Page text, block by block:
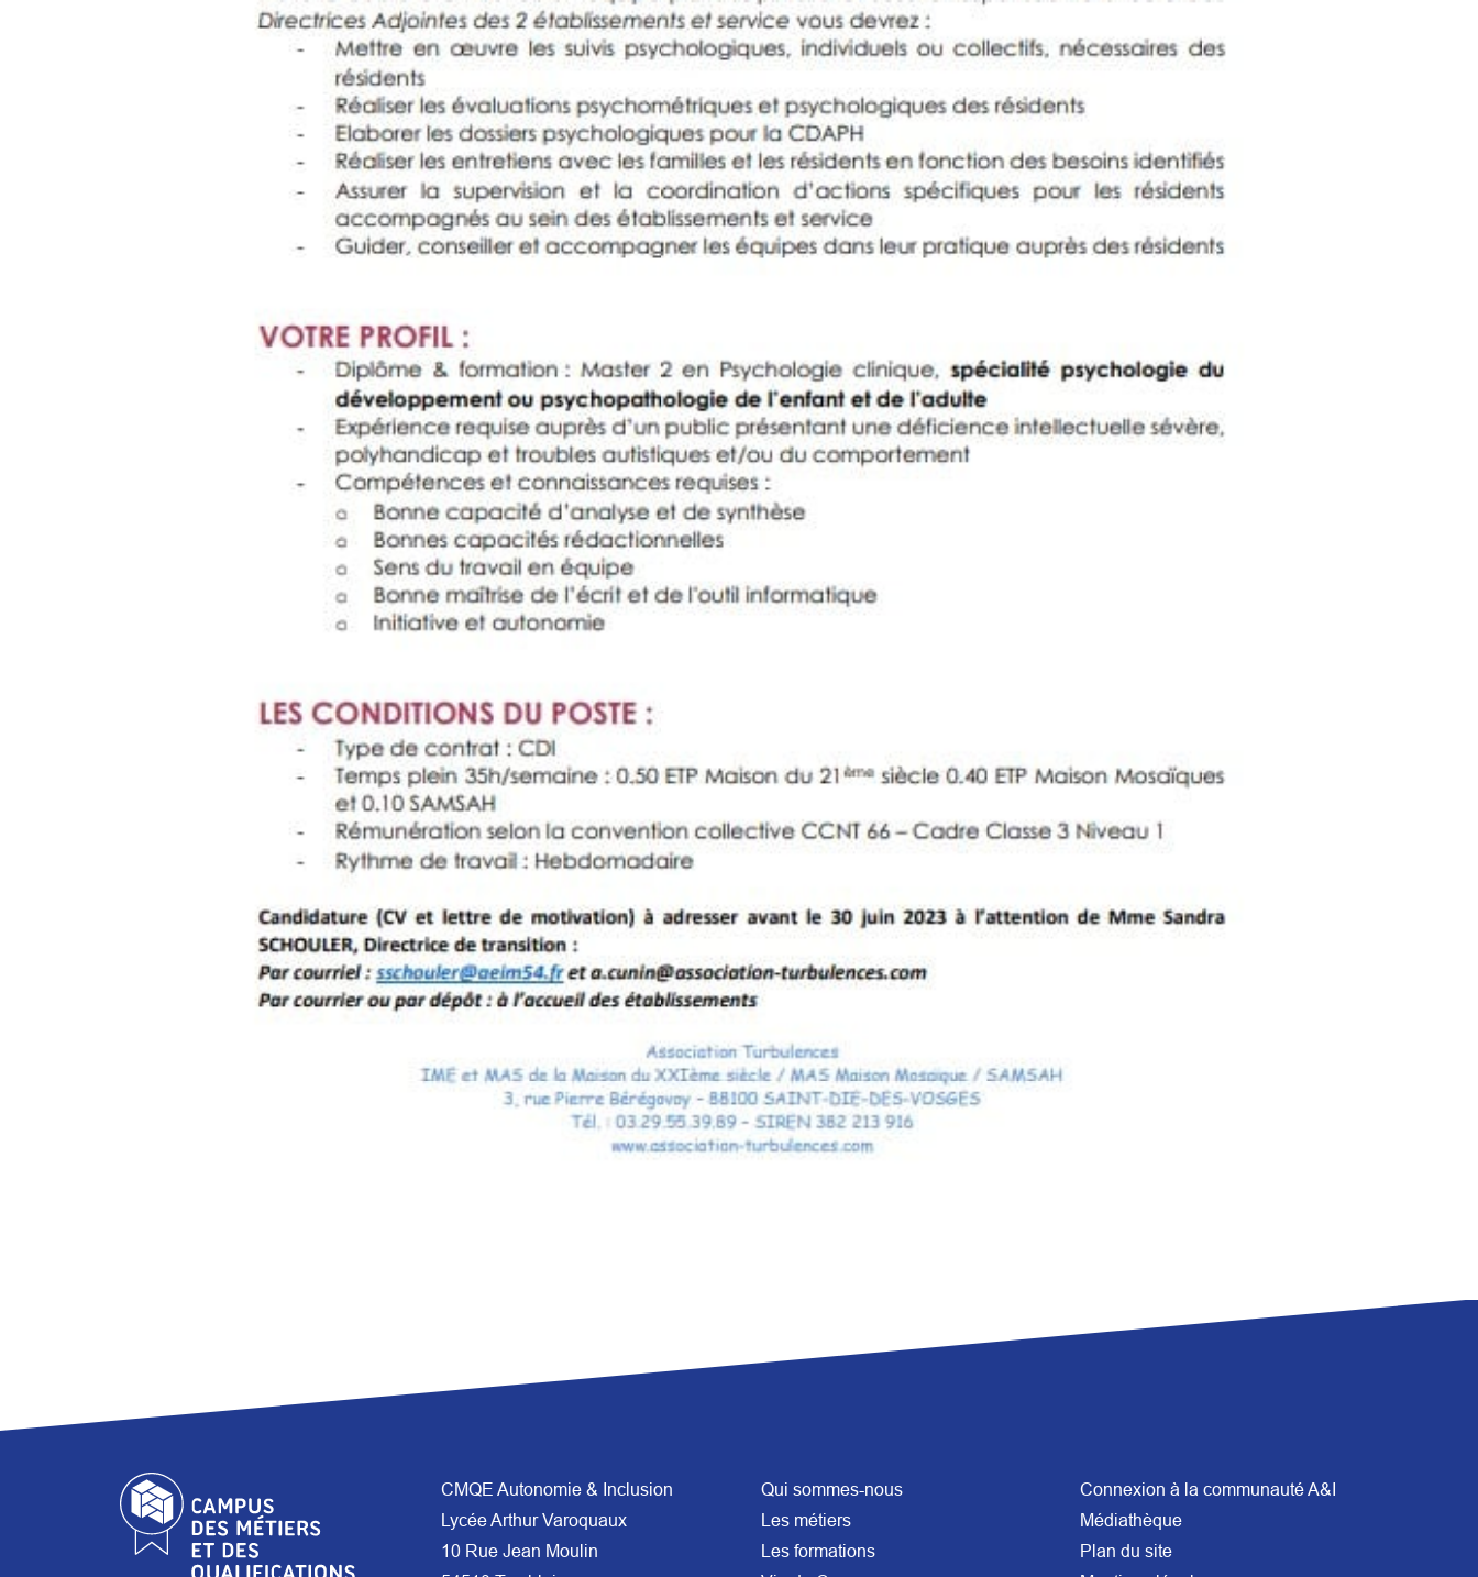
CMQE Autonomie & Inclusion
Lycée Arthur Varoquaux
10 Rue Jean Moulin
Qui sommes-nous
Les métiers
Les formations
Connexion à la communauté A&I
Médiathèque
Plan du site